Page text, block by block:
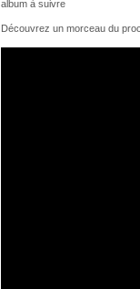
album à suivre
Découvrez un morceau du